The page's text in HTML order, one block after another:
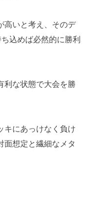
高いと考え、そのデ
込めば必然的に勝利
利な状態で大会を勝
キにあっけなく負け
面想定と繊細なメタ